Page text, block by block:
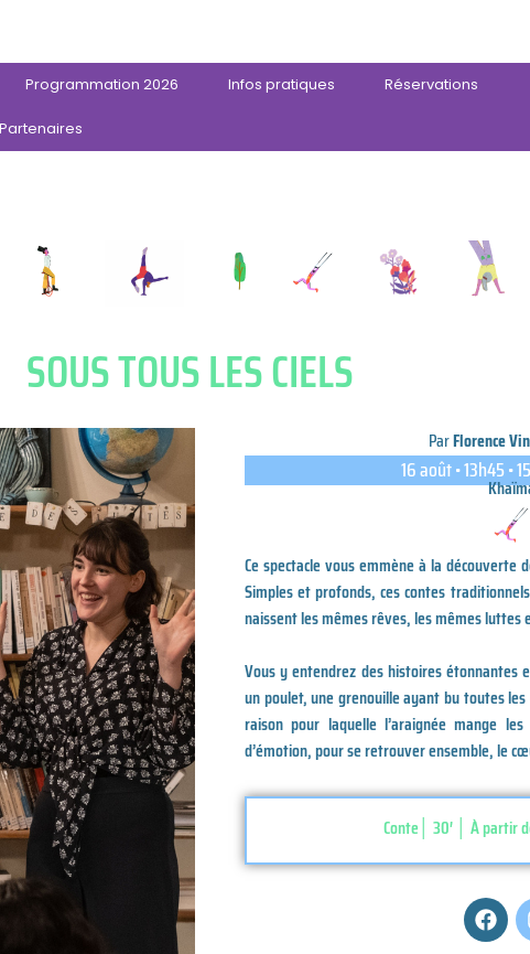
Programmation 2026 Infos pratiques Réservations
Partenaires
SOUS TOUS LES CIELS
ParFlorence
16 août • 13h45 •
Ce spectacle vous emmène à la découverte
Simples et profonds, ces contes
naissent les mêmes rêves, les mêmes luttes
Vous y entendrez des histoires étonnantes
un poulet, une grenouille ayant bu toutes
raison pour laquelle l’araignée mange
d’émotion, pour se retrouver ensemble, le
Conte│ 30′ │ À partir